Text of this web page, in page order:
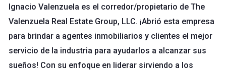
efectiva. Sitios como Zillow, Realtor.com y Fotocasa permiten
que los propietarios publiquen sus anuncios con facilidad. Aquí
hay algunas ventajas:
Gran alcance: Estos sitios atraen a miles de visitantes
diariamente.
Ignacio Valenzuela es el corredor/propietario de The
Valenzuela Real Estate Group, LLC. ¡Abrió esta empresa
para brindar a agentes inmobiliarios y clientes el mejor
servicio de la industria para ayudarlos a alcanzar sus
sueños! Con su enfoque en liderar sirviendo a los